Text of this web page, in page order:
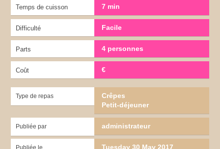
Temps de cuisson 7 min
Difficulté Facile
Parts 4 personnes
Coût €
Type de repas
Crêpes
Petit-déjeuner
Publiée par administrateur
Publiée le Tuesday 30 May 2017